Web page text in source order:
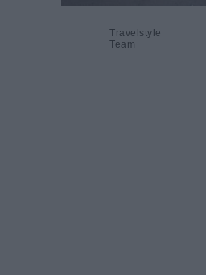
Travelstyle
Team